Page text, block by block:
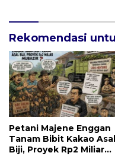
Rekomendasi
Petani Majene Enggan
Tanam Bibit Kakao Asal
Biji, Proyek Rp2 Miliar